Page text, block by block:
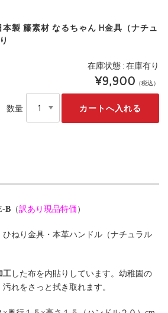
製 籐素材 なるちゃん H金具（ナチュ
在庫状態 : 在庫有り
¥9,900 （税込）
数量
B （訳あり現品特価 ）
ねり金具・本革ハンドル（ナチュラル
工した布を内貼りしています。幼稚園の
れをさっと拭き取れます。